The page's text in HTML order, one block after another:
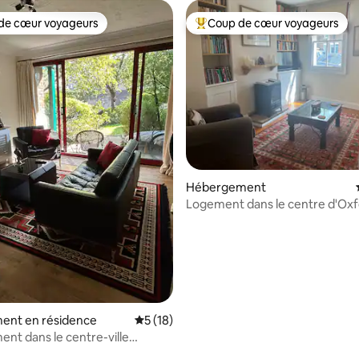
cœur voyageurs les plus appréciés
cœur voyageurs
en résidence Évaluation moyenne sur la base de 18
5 (18)
dans le centre-ville
Coups de cœur voyageurs les
Coup de cœur voyageurs
Hébergement
Logement dans le centre